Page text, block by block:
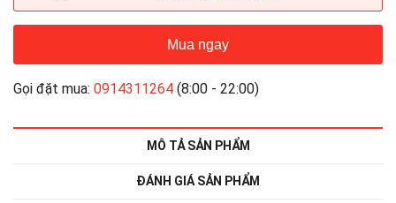
Mua ngay
Gọi đặt mua: 0914311264 (8:00 - 22:00)
MÔ TẢ SẢN PHẨM
ĐÁNH GIÁ SẢN PHẨM